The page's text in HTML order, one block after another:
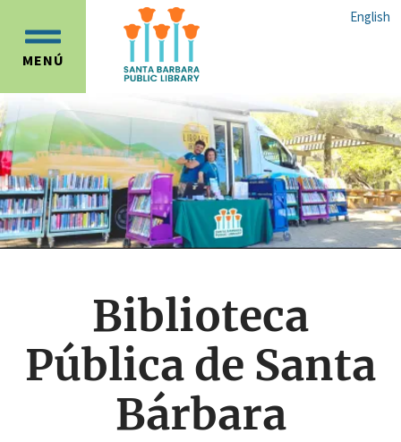
contenido
principal
navegación
principal
English
MENÚ
OPEN
MENU
Biblioteca
Pública de Santa
Bárbara